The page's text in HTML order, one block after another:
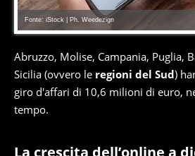
Fonte: iStock | Ph. Weedezign
Abruzzo, Molise, Campania, Puglia,
Sicilia (ovvero le regioni del Sud)
giro d'affari di 10,6 milioni di euro,
tempo.
La crescita dell’online a